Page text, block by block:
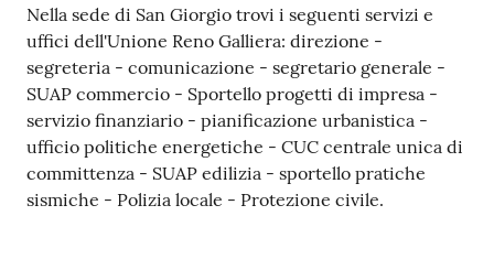
Seguici
su
Nella sede di San Giorgio trovi i seguenti servizi e
uffici dell'Unione Reno Galliera: direzione -
segreteria - comunicazione - segretario generale -
SUAP commercio - Sportello progetti di impresa -
servizio finanziario - pianificazione urbanistica -
ufficio politiche energetiche - CUC centrale unica di
committenza - SUAP edilizia - sportello pratiche
sismiche - Polizia locale - Protezione civile.